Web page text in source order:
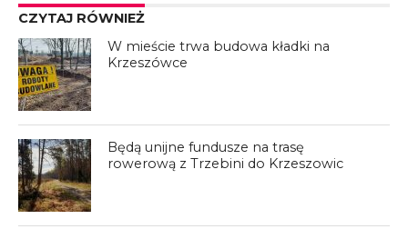
CZYTAJ RÓWNIEŻ
W mieście trwa budowa kładki na
Krzeszówce
Będą unijne fundusze na trasę
rowerową z Trzebini do Krzeszowic